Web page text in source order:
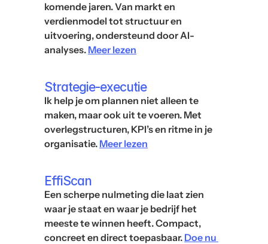
komende jaren. Van markt en
verdienmodel tot structuur en
uitvoering, ondersteund door AI-
analyses. Meer lezen
Strategie-executie
Ik help je om plannen niet alleen te
maken, maar ook uit te voeren. Met
overlegstructuren, KPI’s en ritme in je
organisatie. Meer lezen
EffiScan
Een scherpe nulmeting die laat zien
waar je staat en waar je bedrijf het
meeste te winnen heeft. Compact,
concreet en direct toepasbaar. Doe nu